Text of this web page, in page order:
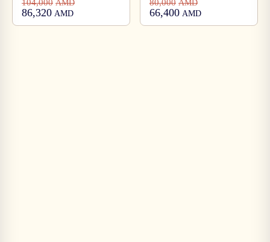
104,000 AMD
86,320 AMD
80,000 AMD
66,400 AMD